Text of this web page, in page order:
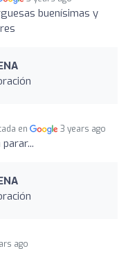
buenísimas y
en 3 years ago
ago